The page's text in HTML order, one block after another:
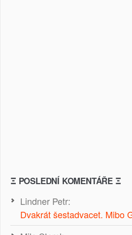
Ξ POSLEDNÍ KOMENTÁŘE Ξ
Lindner Petr:
Dvakrát šestadvacet. Mibo